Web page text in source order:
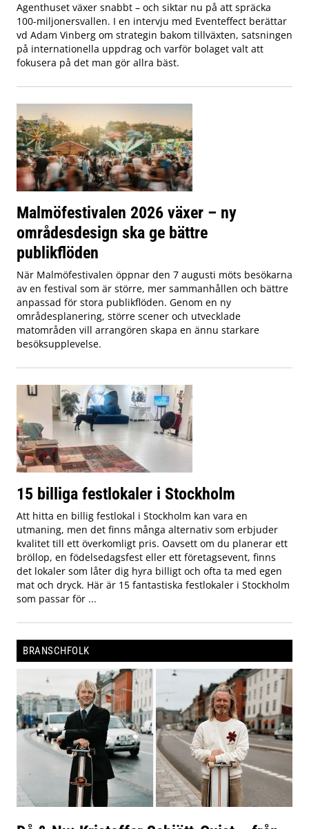
Agenthuset växer snabbt – och siktar nu på att spräcka
100-miljonersvallen. I en intervju med Eventeffect berättar
vd Adam Vinberg om strategin bakom tillväxten, satsningen
på internationella uppdrag och varför bolaget valt att
fokusera på det man gör allra bäst.
Malmöfestivalen 2026 växer – ny
områdesdesign ska ge bättre
publikflöden
När Malmöfestivalen öppnar den 7 augusti möts besökarna
av en festival som är större, mer sammanhållen och bättre
anpassad för stora publikflöden. Genom en ny
områdesplanering, större scener och utvecklade
matområden vill arrangören skapa en ännu starkare
besöksupplevelse.
15 billiga festlokaler i Stockholm
Att hitta en billig festlokal i Stockholm kan vara en
utmaning, men det finns många alternativ som erbjuder
kvalitet till ett överkomligt pris. Oavsett om du planerar ett
bröllop, en födelsedagsfest eller ett företagsevent, finns
det lokaler som låter dig hyra billigt och ofta ta med egen
mat och dryck. Här är 15 fantastiska festlokaler i Stockholm
som passar för ...
BRANSCHFOLK